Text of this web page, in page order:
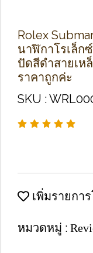
Rolex
นาฬิกาโรเล็ก
ปัดสีดำสายเห
ราคาถูกค่ะ
SKU :
เพิ่มรายกา
หมวดหมู่ :